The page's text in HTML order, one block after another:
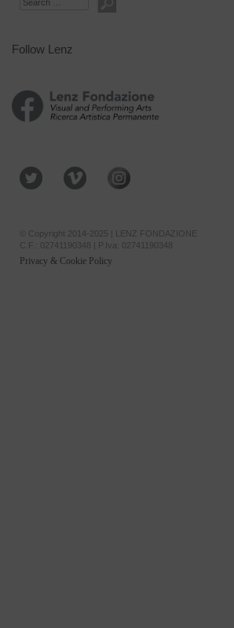
Follow Lenz
© Copyright 2014-2025 | LENZ FONDAZIONE
C.F.: 02741190348 | P.Iva: 02741190348
Privacy & Cookie Policy